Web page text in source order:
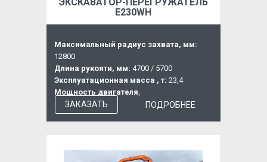
Е230WН
Максимальный радиус захвата, мм:
12800
Длина рукояти, мм: 4700 / 5700
Эксплуатационная масса , т: 23,4
Мощность двигателя, кВт (л.с.):
(176)
ПОДРОБНЕЕ
ЗАКАЗАТЬ